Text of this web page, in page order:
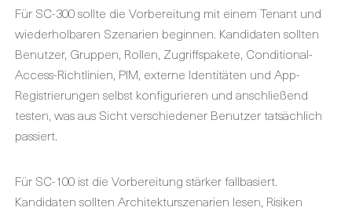
Für SC-300 sollte die Vorbereitung mit einem Tenant und
wiederholbaren Szenarien beginnen. Kandidaten sollten
Benutzer, Gruppen, Rollen, Zugriffspakete, Conditional-
Access-Richtlinien, PIM, externe Identitäten und App-
Registrierungen selbst konfigurieren und anschließend
testen, was aus Sicht verschiedener Benutzer tatsächlich
passiert.
Für SC-100 ist die Vorbereitung stärker fallbasiert.
Kandidaten sollten Architekturszenarien lesen, Risiken